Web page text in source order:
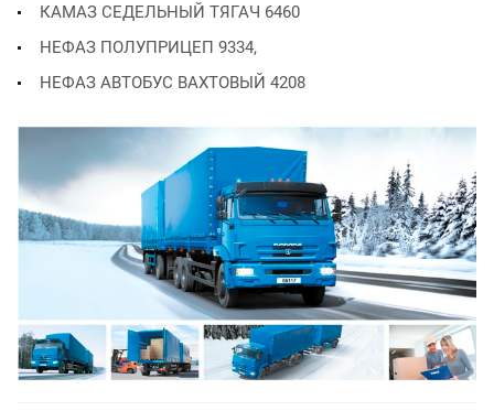
КАМАЗ СЕДЕЛЬНЫЙ ТЯГАЧ 6460
НЕФАЗ ПОЛУПРИЦЕП 9334,
НЕФАЗ АВТОБУС ВАХТОВЫЙ 4208